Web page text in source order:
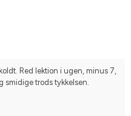
Red lektion i ugen, minus 7,
smidige trods tykkelsen.